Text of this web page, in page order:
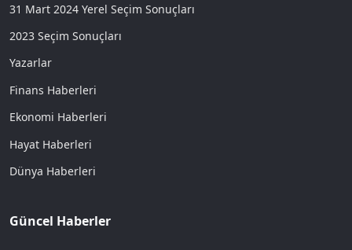
31 Mart 2024 Yerel Seçim Sonuçları
2023 Seçim Sonuçları
Yazarlar
Finans Haberleri
Ekonomi Haberleri
Hayat Haberleri
Dünya Haberleri
Güncel Haberler